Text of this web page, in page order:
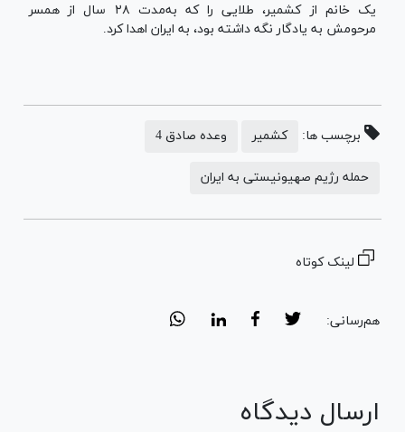
یک خانم از کشمیر، طلایی را که به‌مدت ۲۸ سال از همسر
مرحومش به یادگار نگه داشته بود، به ایران اهدا کرد.
برچسب ها: کشمیر وعده صادق 4
حمله رژیم صهیونیستی به ایران
لینک کوتاه
هم‌رسانی:
ارسال دیدگاه